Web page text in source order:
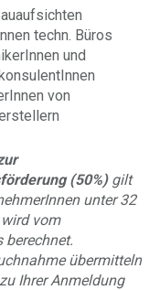
techn. Büros
und
von
(50%)gilt
unter 32
vom
berechnet.
übermitteln
Ihrer Anmeldung